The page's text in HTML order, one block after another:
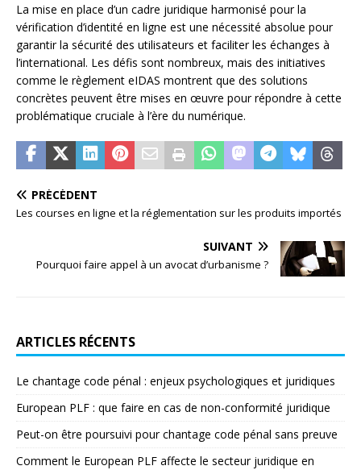
La mise en place d’un cadre juridique harmonisé pour la
vérification d’identité en ligne est une nécessité absolue pour
garantir la sécurité des utilisateurs et faciliter les échanges à
l’international. Les défis sont nombreux, mais des initiatives
comme le règlement eIDAS montrent que des solutions
concrètes peuvent être mises en œuvre pour répondre à cette
problématique cruciale à l’ère du numérique.
PRÉCÉDENT
Les courses en ligne et la réglementation sur les produits importés
SUIVANT
Pourquoi faire appel à un avocat d’urbanisme ?
ARTICLES RÉCENTS
Le chantage code pénal : enjeux psychologiques et juridiques
European PLF : que faire en cas de non-conformité juridique
Peut-on être poursuivi pour chantage code pénal sans preuve
Comment le European PLF affecte le secteur juridique en